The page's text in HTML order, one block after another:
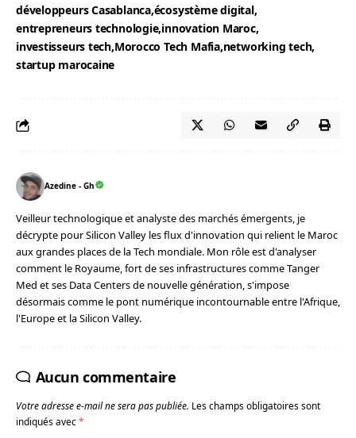
développeurs Casablanca écosystème digital
entrepreneurs technologie innovation Maroc
investisseurs tech Morocco Tech Mafia networking tech
startup marocaine
Azedine - Gh
Veilleur technologique et analyste des marchés émergents, je
décrypte pour Silicon Valley les flux d'innovation qui relient le Maroc
aux grandes places de la Tech mondiale. Mon rôle est d'analyser
comment le Royaume, fort de ses infrastructures comme Tanger
Med et ses Data Centers de nouvelle génération, s'impose
désormais comme le pont numérique incontournable entre l'Afrique,
l'Europe et la Silicon Valley.
Aucun commentaire
Votre adresse e-mail ne sera pas publiée. Les champs obligatoires sont
indiqués avec*